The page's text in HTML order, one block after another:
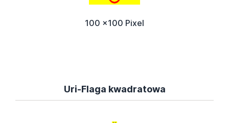
100 x100 Pixel
Uri-Flaga kwadratowa